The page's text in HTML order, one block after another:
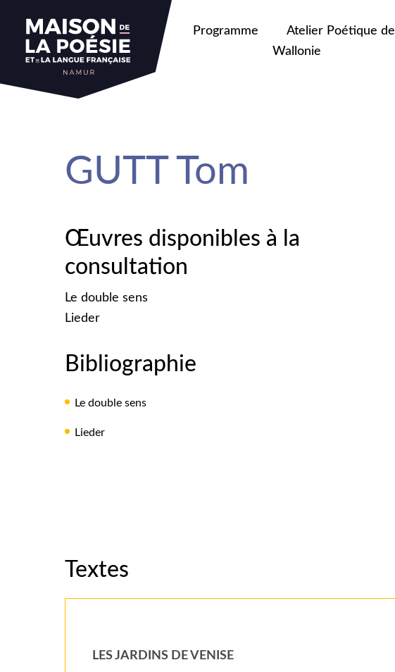
Programme
Atelier Poétique de
Wallonie
GUTT Tom
Œuvres disponibles à la
consultation
Le double sens
Lieder
Bibliographie
Le double sens
Lieder
Textes
LES JARDINS DE VENISE